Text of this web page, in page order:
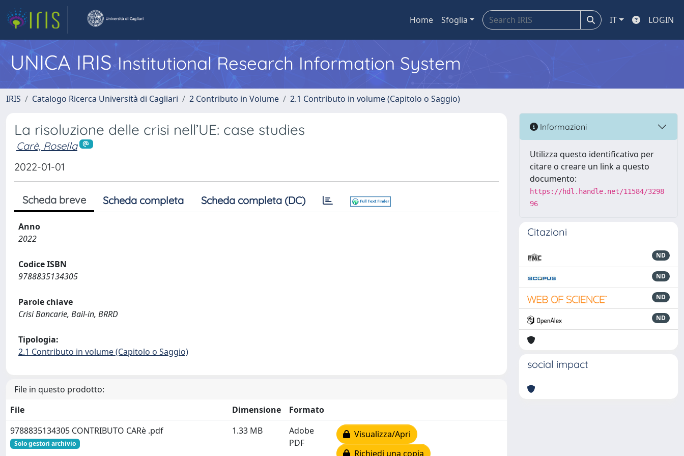
Home Sfoglia IT LOGIN
UNICA IRISInstitutional Research Information System
IRIS Catalogo Ricerca Università di Cagliari 2 Contributo in Volume 2.1 Contributo in volume (Capitolo o Saggio)
La risoluzione delle crisi nell’UE: case studies
Carè, Rosella
2022-01-01
Scheda breve Scheda completa Scheda completa (DC)
Anno
2022
Codice ISBN
9788835134305
Parole chiave
Crisi Bancarie, Bail-in, BRRD
Tipologia:
2.1 Contributo in volume (Capitolo o Saggio)
File in questo prodotto:
File
Dimensione
Formato
9788835134305 CONTRIBUTO CARè .pdf
Solo gestori archivio
1.33 MB
Adobe
PDF
Visualizza/Apri
Richiedi una copia
Informazioni
Utilizza questo identificativo per
citare o creare un link a questo
documento:
https://hdl.handle.net/11584/3298
96
Citazioni
ND
ND
ND
ND
social impact